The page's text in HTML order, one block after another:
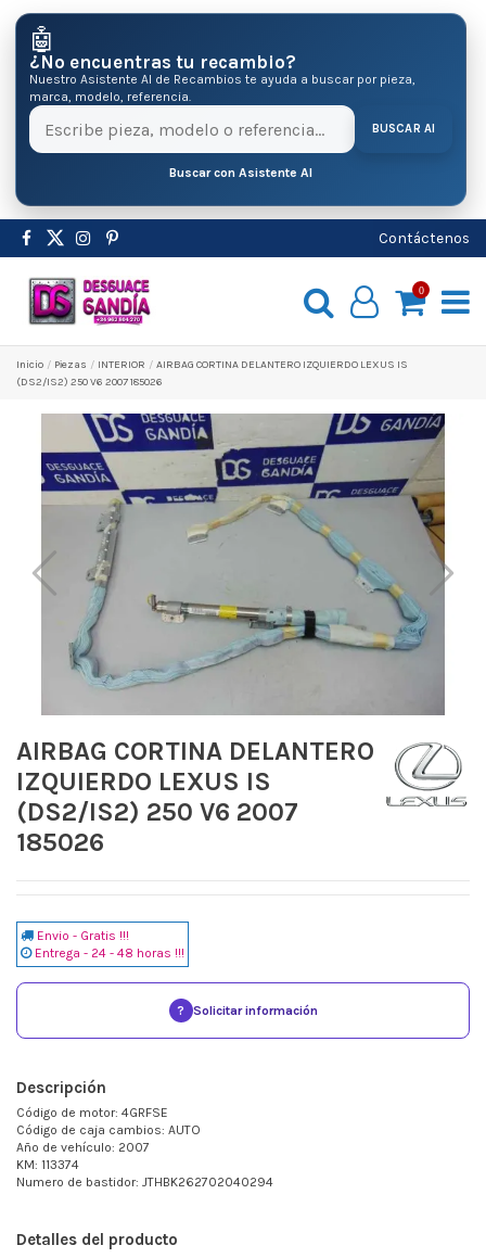
🤖
¿No encuentras tu recambio?
Nuestro Asistente AI de Recambios te ayuda a buscar por pieza,
marca, modelo, referencia.
BUSCAR AI
Buscar con Asistente AI
Contáctenos
0
Inicio Pіezas INTERIOR
AIRBAG CORTINA DELANTERO IZQUIERDO LEXUS IS
(DS2/IS2) 250 V6 2007 185026
AIRBAG CORTINA DELANTERO
IZQUIERDO LEXUS IS
(DS2/IS2) 250 V6 2007
185026
Envio - Gratis !!!
Entrega - 24 - 48 horas !!!
? Solicitar información
Descripción
Código de motor: 4GRFSE
Código de caja cambios: AUTO
Año de vehículo: 2007
KM: 113374
Numero de bastidor: JTHBK262702040294
Detalles del producto